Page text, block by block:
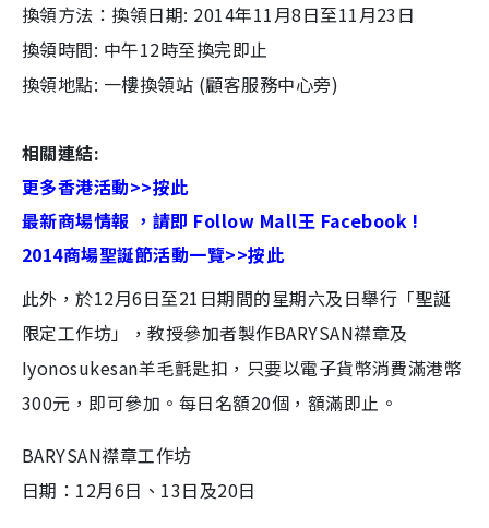
換領方法：換領日期: 2014年11月8日至11月23日
換領時間: 中午12時至換完即止
換領地點: 一樓換領站 (顧客服務中心旁)
相關連結:
更多香港活動>>按此
最新商場情報 ，請即 Follow Mall王 Facebook !
2014商場聖誕節活動一覽>>按此
此外，於12月6日至21日期間的星期六及日舉行「聖誕
限定工作坊」，教授參加者製作BARYSAN襟章及
Iyonosukesan羊毛氈匙扣，只要以電子貨幣消費滿港幣
300元，即可參加。每日名額20個，額滿即止。
BARYSAN襟章工作坊
日期：12月6日、13日及20日